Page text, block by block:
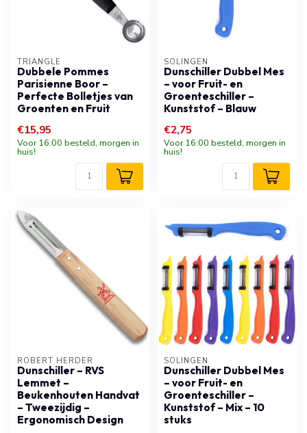
TRIANGLE
Dubbele Pommes
Parisienne Boor –
Perfecte Bolletjes van
Groenten en Fruit
€15,95
Voor 16:00 besteld, morgen in
huis!
SOLINGEN
Dunschiller Dubbel Mes
– voor Fruit- en
Groenteschiller –
Kunststof – Blauw
€2,75
Voor 16:00 besteld, morgen in
huis!
ROBERT HERDER
Dunschiller – RVS
Lemmet –
Beukenhouten Handvat
– Tweezijdig –
Ergonomisch Design
SOLINGEN
Dunschiller Dubbel Mes
– voor Fruit- en
Groenteschiller –
Kunststof – Mix – 10
stuks